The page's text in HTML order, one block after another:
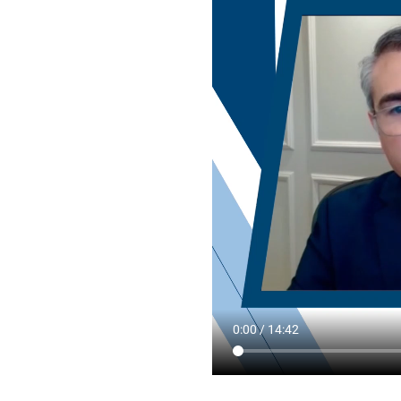
0:00 / 14:42